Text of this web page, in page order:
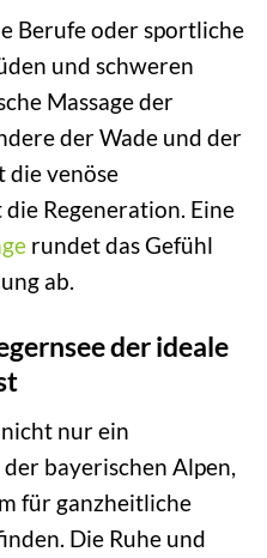
Berufe oder sportliche
und schweren
Massage der
der Wade und der
die venöse
Regeneration. Eine
rundet das Gefühl
ab.
der ideale
nur ein
bayerischen Alpen,
für ganzheitliche
Die Ruhe und